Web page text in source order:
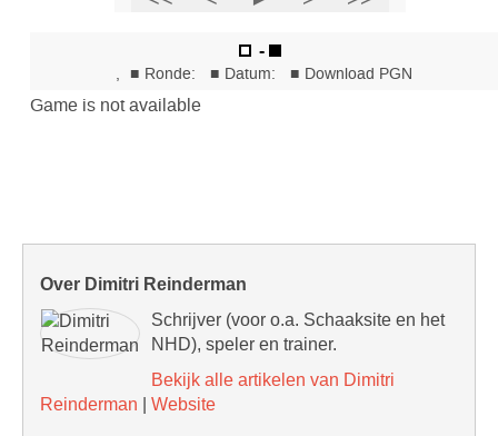
Over Dimitri Reinderman
Schrijver (voor o.a. Schaaksite en het
NHD), speler en trainer.
Bekijk alle artikelen van Dimitri
Reinderman
Website